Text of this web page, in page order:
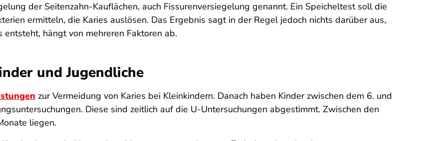
der Seitenzahn-Kauflächen, auch Fissurenversiegelung genannt. Ein Speicheltest soll die
ermitteln, die Karies auslösen. Das Ergebnis sagt in der Regel jedoch nichts darüber aus,
hängt von mehreren Faktoren ab.
und Jugendliche
zur Vermeidung von Karies bei Kleinkindern. Danach haben Kinder zwischen dem 6. und
Diese sind zeitlich auf die U-Untersuchungen abgestimmt. Zwischen den
liegen.